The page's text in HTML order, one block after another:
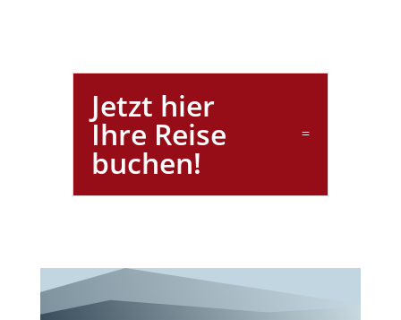
Jetzt hier
Ihre Reise
buchen!